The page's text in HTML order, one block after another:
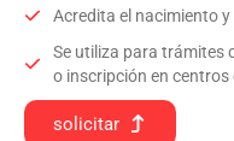
Acredita el nacimiento
Se utiliza para trámites
o inscripción en centros
solicitar